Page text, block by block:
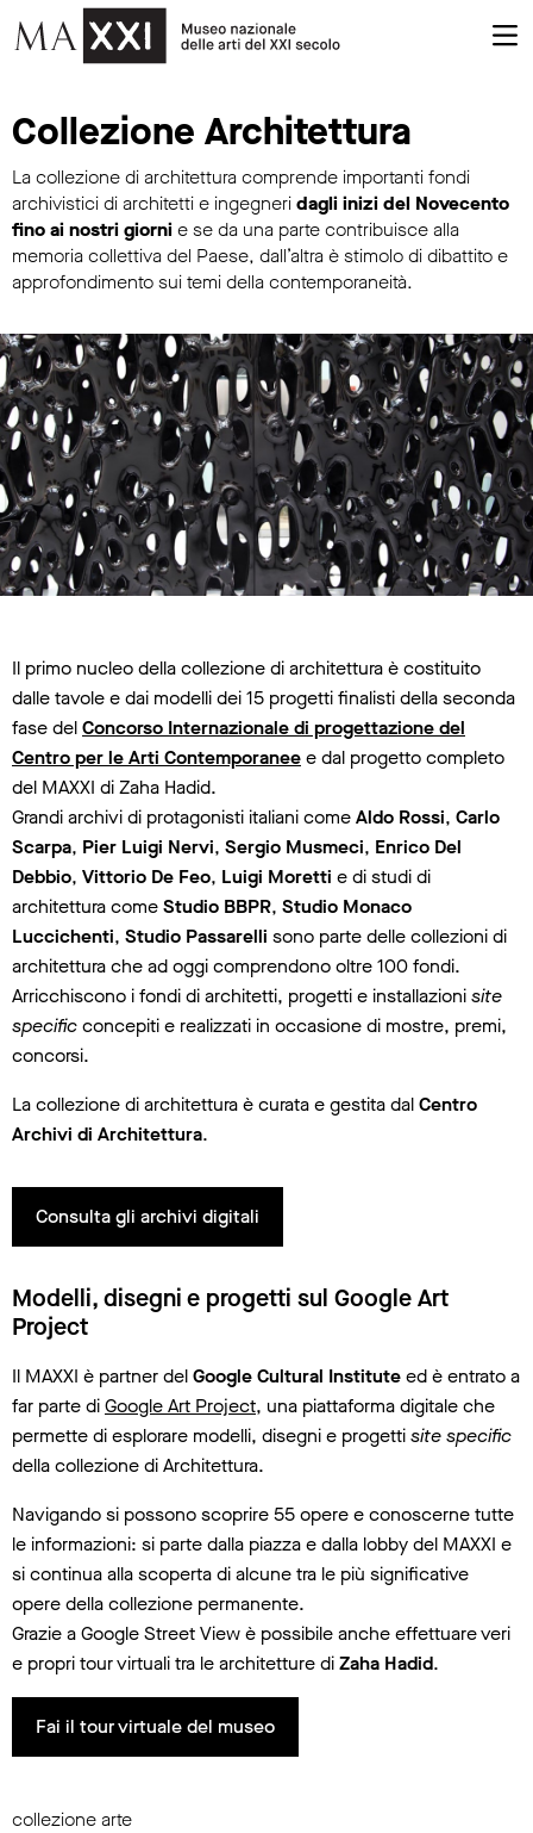
Collezione Architettura
Collezione Architettura
La collezione di architettura comprende importanti fondi
archivistici di architetti e ingegneridagli inizi del Novecento
fino ai nostri giornie se da una parte contribuisce alla
memoria collettiva del Paese, dall’altra è stimolo di dibattito e
approfondimento sui temi della contemporaneità.
Il primo nucleo della collezione di architettura è costituito
dalle tavole e dai modelli dei 15 progetti finalisti della seconda
fase delConcorso Internazionale di progettazione del
Centro per le Arti Contemporaneee dal progetto completo
del MAXXI di Zaha Hadid.
Grandi archivi di protagonisti italiani comeAldo Rossi, Carlo
Scarpa, Pier Luigi Nervi, Sergio Musmeci, Enrico Del
Debbio, Vittorio De Feo, Luigi Moretti e di studi di
architettura comeStudio BBPR, Studio Monaco
Luccichenti, Studio Passarelli sono parte delle collezioni di
architettura che ad oggi comprendono oltre 100 fondi.
Arricchiscono i fondi di architetti, progetti e installazionisite
specificconcepiti e realizzati in occasione di mostre, premi,
concorsi.
La collezione di architettura è curata e gestita dalCentro
Archivi di Architettura.
Consulta gli archivi digitali
Modelli, disegni e progetti sul Google Art
Project
Il MAXXI è partner delGoogle Cultural Instituteed è entrato a
far parte diGoogle Art Project, una piattaforma digitale che
permette di esplorare modelli, disegni e progettisite specific
della collezione di Architettura.
Navigando si possono scoprire 55 opere e conoscerne tutte
le informazioni: si parte dalla piazza e dalla lobby del MAXXI e
si continua alla scoperta di alcune tra le più significative
opere della collezione permanente.
Grazie a Google Street View è possibile anche effettuare veri
e propri tour virtuali tra le architetture diZaha Hadid.
Fai il tour virtuale del museo
collezione arte